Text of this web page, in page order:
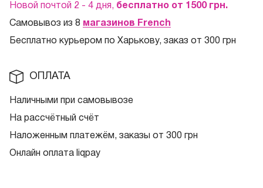
Новой почтой 2 - 4 дня, бесплатно от 1500 грн.
Самовывоз из 8 магазинов French
Бесплатно курьером по Харькову, заказ от 300 грн
ОПЛАТА
Наличными при самовывозе
На рассчётный счёт
Наложенным платежём, заказы от 300 грн
Онлайн оплата liqpay